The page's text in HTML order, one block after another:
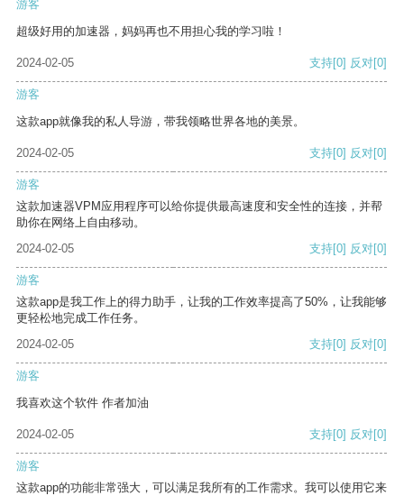
游客
超级好用的加速器，妈妈再也不用担心我的学习啦！
2024-02-05 支持[0] 反对[0]
游客
这款app就像我的私人导游，带我领略世界各地的美景。
2024-02-05 支持[0] 反对[0]
游客
这款加速器VPM应用程序可以给你提供最高速度和安全性的连接，并帮
助你在网络上自由移动。
2024-02-05
支持[0] 反对[0]
游客
这款app是我工作上的得力助手，让我的工作效率提高了50%，让我能够
更轻松地完成工作任务。
2024-02-05
支持[0] 反对[0]
游客
我喜欢这个软件 作者加油
2024-02-05 支持[0] 反对[0]
游客
这款app的功能非常强大，可以满足我所有的工作需求。我可以使用它来